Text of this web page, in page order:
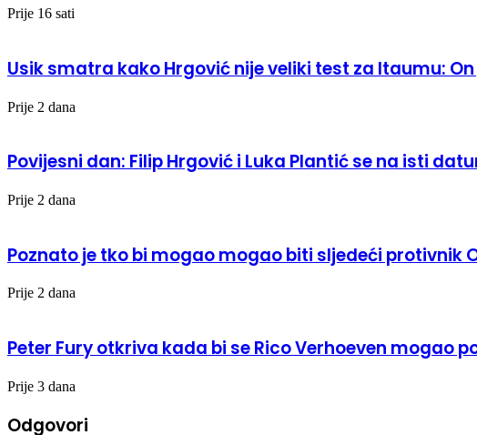
Prije 16 sati
Usik smatra kako Hrgović nije veliki test za Itaumu:
Prije 2 dana
Povijesni dan: Filip Hrgović i Luka Plantić se na isti
Prije 2 dana
Poznato je tko bi mogao mogao biti sljedeći protivnik
Prije 2 dana
Peter Fury otkriva kada bi se Rico Verhoeven mogao
Prije 3 dana
Odgovori